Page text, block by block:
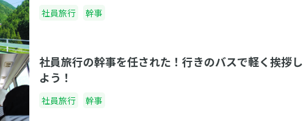
社員旅行 幹事
社員旅行の幹事を任された！行きのバスで軽く挨拶し
よう！
社員旅行 幹事